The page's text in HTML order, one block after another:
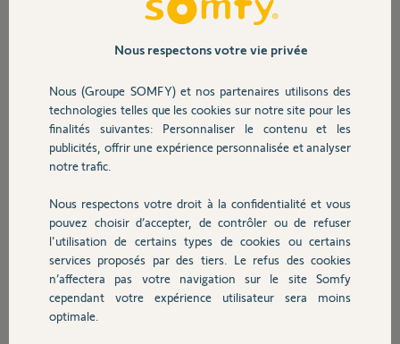
Sécurité
Domotique
Chauffage
Autres produits
Je n'ai pas désactivé l'autoprotection avant l'ouverture d'un boîtier.
L'alarme s'est déclenchée. Je n'ai pas réussie à éteindre l'alarme par
tentatives avant coupure)
Existe-t-il une procédure spécifique ?
Merci pour votre retour
jean-luc
Participer au fil de discussion
Bonjour,
Comme vous le précise Robert, tant que l'élément reste soit arraché du
Nous respectons votre vie privée
Nous (Groupe SOMFY) et nos partenaires utilisons des
technologies telles que les cookies sur notre site pour les
finalités suivantes: Personnaliser le contenu et les
publicités, offrir une expérience personnalisée et analyser
notre trafic.
Nous respectons votre droit à la confidentialité et vous
pouvez choisir d’accepter, de contrôler ou de refuser
l'utilisation de certains types de cookies ou certains
services proposés par des tiers. Le refus des cookies
n’affectera pas votre navigation sur le site Somfy
cependant votre expérience utilisateur sera moins
optimale.